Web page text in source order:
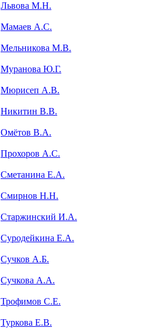
Львова М.Н.
Мамаев А.С.
Мельникова М.В.
Муранова Ю.Г.
Мюрисеп А.В.
Никитин В.В.
Омётов В.А.
Прохоров А.С.
Сметанина Е.А.
Смирнов Н.Н.
Старжинский И.А.
Суродейкина Е.А.
Сучков А.Б.
Сучкова А.А.
Трофимов С.Е.
Туркова Е.В.